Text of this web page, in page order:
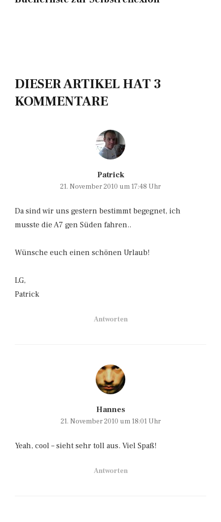
DIESER ARTIKEL HAT 3
KOMMENTARE
Patrick
21. November 2010 um 17:48 Uhr
Da sind wir uns gestern bestimmt begegnet, ich
musste die A7 gen Süden fahren..
Wünsche euch einen schönen Urlaub!
LG,
Patrick
Antworten
Hannes
21. November 2010 um 18:01 Uhr
Yeah, cool – sieht sehr toll aus. Viel Spaß!
Antworten